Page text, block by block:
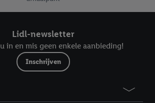
Lidl-newsletter
in en mis geen enkele aanbieding!
Inschrijven
toestaan. Door op “aanvaarden” te
met alle verwerkingen voor alle
Meer informatie, waaronder de
gegevens en uw recht om uw